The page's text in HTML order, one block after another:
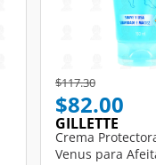
Price reduced from
$117.30to
$82.00
GILLETTE
Crema
Venus para